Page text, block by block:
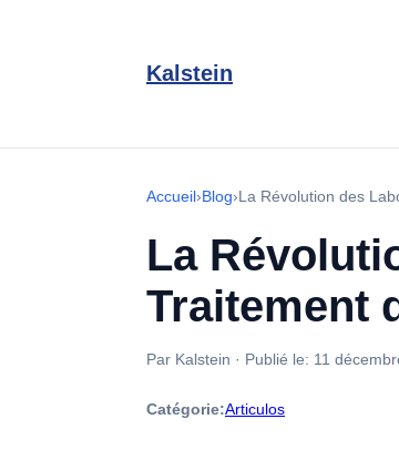
Kalstein
Accueil›Blog›La Révolution des
La
Traitement
Par Kalstein · Publié le: 11
Catégorie:Articulos